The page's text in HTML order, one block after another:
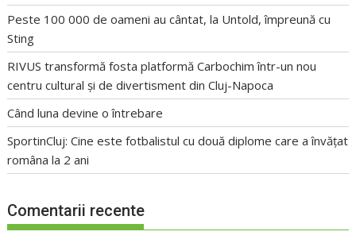
Peste 100 000 de oameni au cântat, la Untold, împreună cu
Sting
RIVUS transformă fosta platformă Carbochim într-un nou
centru cultural și de divertisment din Cluj-Napoca
Când luna devine o întrebare
SportinCluj: Cine este fotbalistul cu două diplome care a învățat
româna la 2 ani
Comentarii recente